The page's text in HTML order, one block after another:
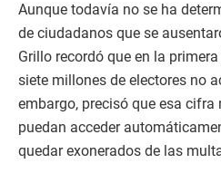
Aunque todavía no se ha
de ciudadanos que se
Grillo recordó que en la
siete millones de electores no
embargo, precisó que esa
puedan acceder
quedar exonerados de las